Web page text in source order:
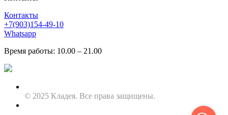
Контакты
+7(903)154-49-10
Whatsapp
Время работы: 10.00 – 21.00
© 2025 Кладея. Все права защищены.